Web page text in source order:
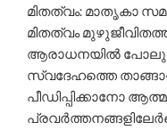
മിതത്വം: മാതൃകാ
മിതത്വം
ആരാധനയില്‍
സ്വദേഹത്തെ
പീഡിപ്പിക്കാനോ